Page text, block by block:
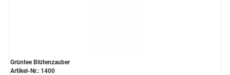
Grüntee Blütenzauber
Artikel-Nr.: 1400